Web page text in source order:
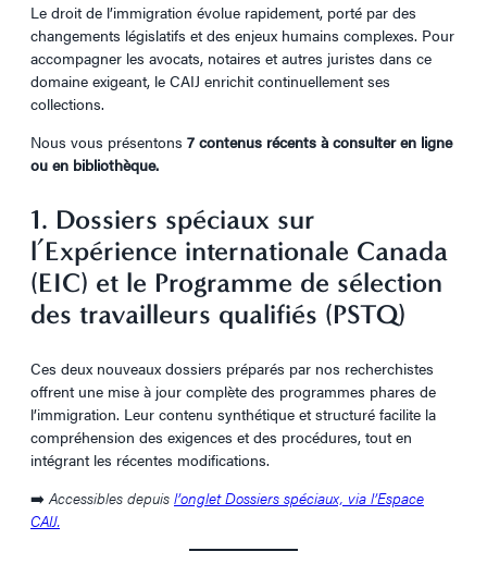
Le droit de l’immigration évolue rapidement, porté par des
changements législatifs et des enjeux humains complexes. Pour
accompagner les avocats, notaires et autres juristes dans ce
domaine exigeant, le CAIJ enrichit continuellement ses
collections.
Nous vous présentons 7 contenus récents à consulter en ligne
ou en bibliothèque.
1. Dossiers spéciaux sur
l’Expérience internationale Canada
(EIC) et le Programme de sélection
des travailleurs qualifiés (PSTQ)
Ces deux nouveaux dossiers préparés par nos recherchistes
offrent une mise à jour complète des programmes phares de
l’immigration. Leur contenu synthétique et structuré facilite la
compréhension des exigences et des procédures, tout en
intégrant les récentes modifications.
➡️Accessibles depuis l’onglet Dossiers spéciaux, via l’Espace
CAIJ.